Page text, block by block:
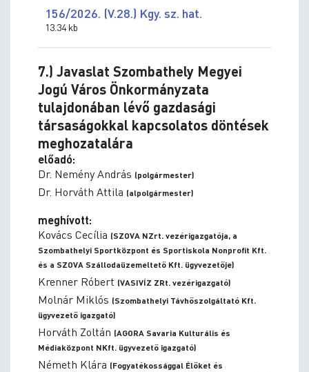
156/2026. (V.28.) Kgy. sz. hat.
13.34 kb
7.) Javaslat Szombathely Megyei
Jogú Város Önkormányzata
tulajdonában lévő gazdasági
társaságokkal kapcsolatos döntések
meghozatalára
előadó:
Dr. Nemény András (polgármester)
Dr. Horváth Attila (alpolgármester)
meghívott:
Kovács Cecília (SZOVA NZrt. vezérigazgatója, a
Szombathelyi Sportközpont és Sportiskola Nonprofit Kft.
és a SZOVA Szállodaüzemeltető Kft. ügyvezetője)
Krenner Róbert (VASIVÍZ ZRt. vezérigazgató)
Molnár Miklós (Szombathelyi Távhőszolgáltató Kft.
ügyvezető igazgató)
Horváth Zoltán (AGORA Savaria Kulturális és
Médiaközpont NKft. ügyvezető igazgató)
Németh Klára (Fogyatékossággal Élőket és